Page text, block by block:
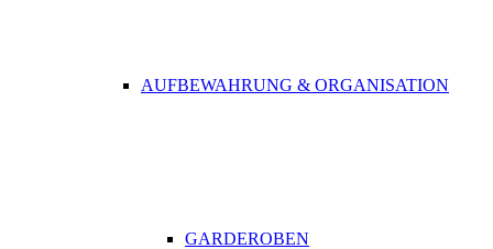
AUFBEWAHRUNG & ORGANISATION
GARDEROBEN